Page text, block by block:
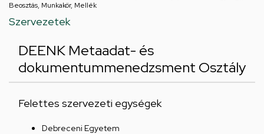
Beosztás, Munkakör, Mellék
Szervezetek
DEENK Metaadat- és
dokumentummenedzsment Osztály
Felettes szervezeti egységek
Debreceni Egyetem